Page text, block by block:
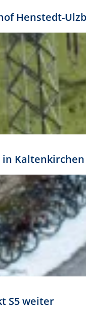
Henstedt-
Kaltenkirchen
S5 weiter